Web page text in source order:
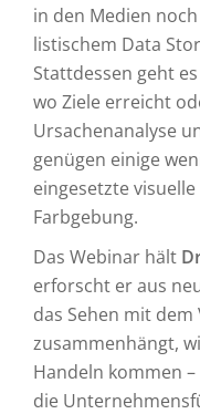
in den Medien
listischem Data
Stattdessen geht
wo Ziele erreicht
Ursachen­analyse
genügen einige
eingesetzte
Farbgebung.
Das Webinar hält
erforscht er aus
das Sehen mit
zusammenhängt,
Handeln kommen
die